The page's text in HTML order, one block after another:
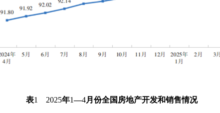
表1 2025年1—4月份全国房地产开发和销售情况